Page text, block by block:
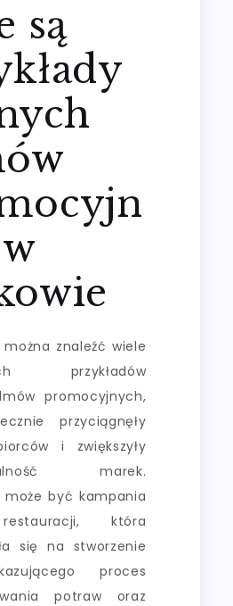
są
można znaleźć wiele
przykładów
promocyjnych,
przyciągnęły
i zwiększyły
marek.
może być kampania
która
się na stworzenie
proces
potraw oraz